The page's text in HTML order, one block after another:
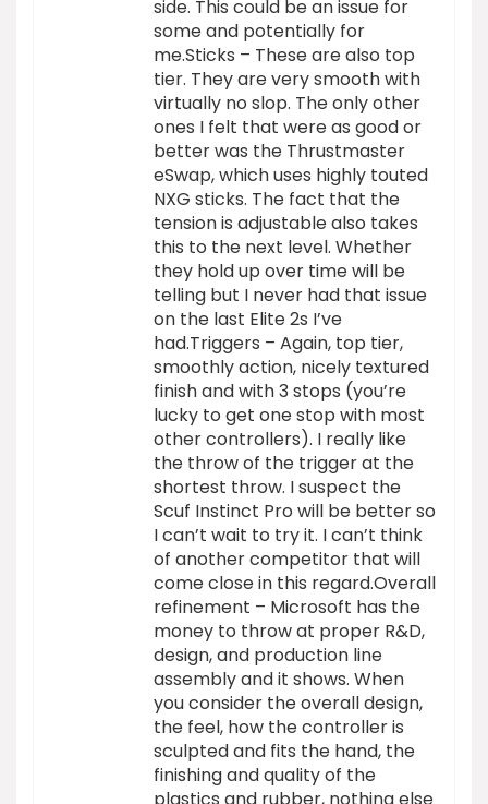
side. This could be an issue for
some and potentially for
me.Sticks – These are also top
tier. They are very smooth with
virtually no slop. The only other
ones I felt that were as good or
better was the Thrustmaster
eSwap, which uses highly touted
NXG sticks. The fact that the
tension is adjustable also takes
this to the next level. Whether
they hold up over time will be
telling but I never had that issue
on the last Elite 2s I’ve
had.Triggers – Again, top tier,
smoothly action, nicely textured
finish and with 3 stops (you’re
lucky to get one stop with most
other controllers). I really like
the throw of the trigger at the
shortest throw. I suspect the
Scuf Instinct Pro will be better so
I can’t wait to try it. I can’t think
of another competitor that will
come close in this regard.Overall
refinement – Microsoft has the
money to throw at proper R&D,
design, and production line
assembly and it shows. When
you consider the overall design,
the feel, how the controller is
sculpted and fits the hand, the
finishing and quality of the